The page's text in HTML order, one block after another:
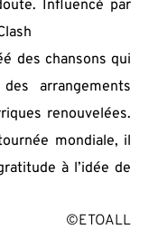
Influencé par
des chansons qui
arrangements
renouvelées.
mondiale, il
à l’idée de
©ETOALL